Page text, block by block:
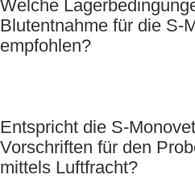
Welche
Blutentnahme für die S-
empfohlen?
Entspricht die S-
Vorschriften für den
mittels Luftfracht?